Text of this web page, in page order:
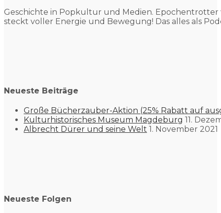
Geschichte in Popkultur und Medien. Epochentrotter
steckt voller Energie und Bewegung! Das alles als
Neueste Beiträge
Große Bücherzauber-Aktion (25% Rabatt auf
Kulturhistorisches Museum Magdeburg 11.
Albrecht Dürer und seine Welt 1. November 2021
Neueste Folgen